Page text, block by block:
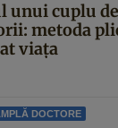
unui cuplu
metoda
viața
DOCTORE